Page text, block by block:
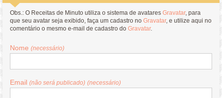
Obs.: O Receitas de Minuto utiliza o sistema de avataresGravatar, para
que seu avatar seja exibido, faça um cadastro noGravatar, e utilize aqui no
comentário o mesmo e-mail de cadastro doGravatar.
Nome(necessário)
Email(não será publicado) (necessário)